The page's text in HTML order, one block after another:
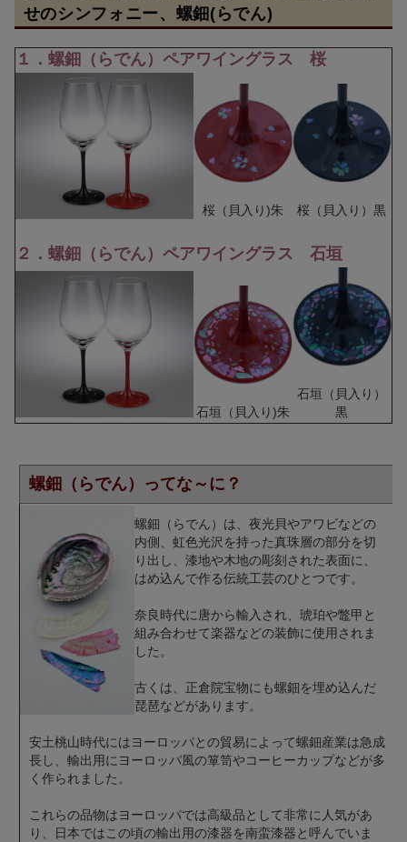
せのシンフォニー、螺鈿(らでん)
１．螺鈿（らでん）ペアワイングラス 桜
桜（貝入り)朱 桜（貝入り）黒
２．螺鈿（らでん）ペアワイングラス 石垣
石垣（貝入り)朱
石垣（貝入り）
黒
螺鈿（らでん）ってな～に？
螺鈿（らでん）は、夜光貝やアワビなどの
内側、虹色光沢を持った真珠層の部分を切
り出し、漆地や木地の彫刻された表面に、
はめ込んで作る伝統工芸のひとつです。
奈良時代に唐から輸入され、琥珀や鼈甲と
組み合わせて楽器などの装飾に使用されま
した。
古くは、正倉院宝物にも螺鈿を埋め込んだ
琵琶などがあります。
安土桃山時代にはヨーロッパとの貿易によって螺鈿産業は急成
長し、輸出用にヨーロッパ風の箪笥やコーヒーカップなどが多
く作られました。
これらの品物はヨーロッパでは高級品として非常に人気があ
り、日本ではこの頃の輸出用の漆器を南蛮漆器と呼んでいま